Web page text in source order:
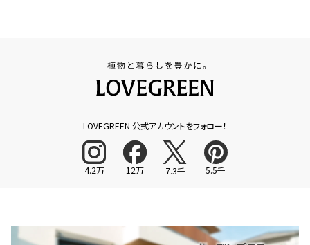
LOVEGREEN 公式アカウントをフォロー！
4.2万 12万 7.3千 5.5千